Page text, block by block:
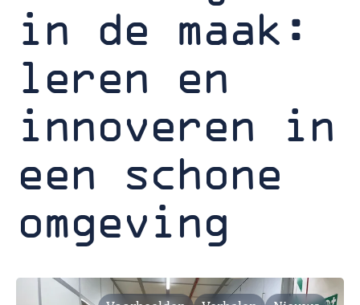
in de maak:
leren en
innoveren in
een schone
omgeving